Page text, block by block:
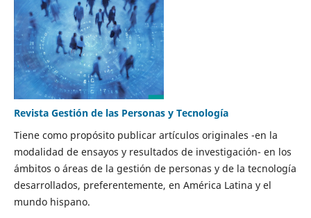
Revista Gestión de las Personas y Tecnología
Tiene como propósito publicar artículos originales -en la
modalidad de ensayos y resultados de investigación- en los
ámbitos o áreas de la gestión de personas y de la tecnología
desarrollados, preferentemente, en América Latina y el
mundo hispano.